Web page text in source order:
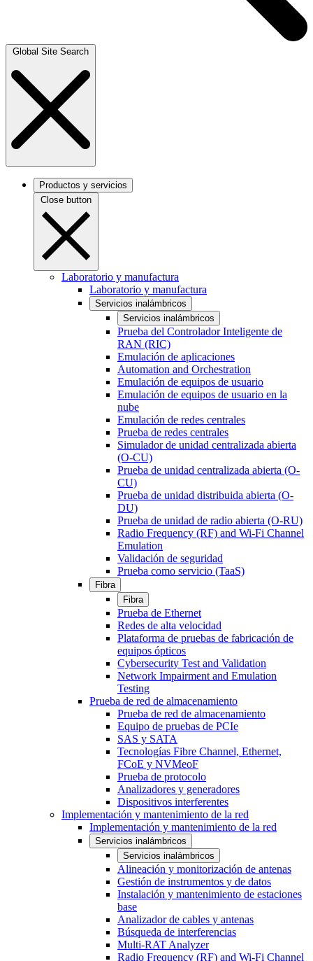
Global Site Search
Productos y servicios
Close button
Laboratorio y manufactura
Laboratorio y manufactura
Servicios inalámbricos
Servicios inalámbricos
Prueba del Controlador Inteligente de
RAN (RIC)
Emulación de aplicaciones
Automation and Orchestration
Emulación de equipos de usuario
Emulación de equipos de usuario en la
nube
Emulación de redes centrales
Prueba de redes centrales
Simulador de unidad centralizada abierta
(O-CU)
Prueba de unidad centralizada abierta (O-
CU)
Prueba de unidad distribuida abierta (O-
DU)
Prueba de unidad de radio abierta (O-RU)
Radio Frequency (RF) and Wi-Fi Channel
Emulation
Validación de seguridad
Prueba como servicio (TaaS)
Fibra
Fibra
Prueba de Ethernet
Redes de alta velocidad
Plataforma de pruebas de fabricación de
equipos ópticos
Cybersecurity Test and Validation
Network Impairment and Emulation
Testing
Prueba de red de almacenamiento
Prueba de red de almacenamiento
Equipo de pruebas de PCIe
SAS y SATA
Tecnologías Fibre Channel, Ethernet,
FCoE y NVMeoF
Prueba de protocolo
Analizadores y generadores
Dispositivos interferentes
Implementación y mantenimiento de la red
Implementación y mantenimiento de la red
Servicios inalámbricos
Servicios inalámbricos
Alineación y monitorización de antenas
Gestión de instrumentos y de datos
Instalación y mantenimiento de estaciones
base
Analizador de cables y antenas
Búsqueda de interferencias
Multi-RAT Analyzer
Radio Frequency (RF) and Wi-Fi Channel